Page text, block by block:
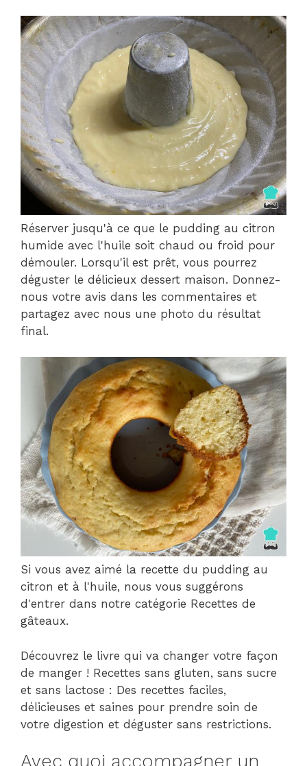
Réserver jusqu'à ce que le pudding au citron
humide avec l'huile soit chaud ou froid pour
démouler. Lorsqu'il est prêt, vous pourrez
déguster le délicieux dessert maison. Donnez-
nous votre avis dans les commentaires et
partagez avec nous une photo du résultat
final.
Si vous avez aimé la recette du pudding au
citron et à l'huile, nous vous suggérons
d'entrer dans notre catégorie Recettes de
gâteaux.
Découvrez le livre qui va changer votre façon
de manger ! Recettes sans gluten, sans sucre
et sans lactose : Des recettes faciles,
délicieuses et saines pour prendre soin de
votre digestion et déguster sans restrictions.
Avec quoi accompagner un